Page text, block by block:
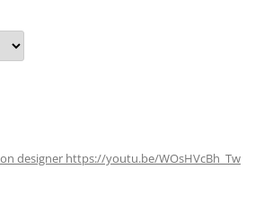
designer https://youtu.be/WOsHVcBh_Tw